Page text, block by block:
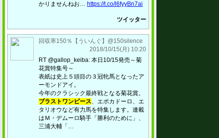
かりませんねお… https://t.co/l6fyyBn7ai
ツイッター
回収率150％【ういんぐ】@150silence
2018/10/15(月) 10:20
RT @gallop_keiba: 本日10/15発売～菊
花賞特集号～
表紙は史上５頭目の３冠牝馬となったア
ーモンドアイ。
今年のクラシック最終戦となる菊花賞。
ブラストワンピース、エポカドーロ、エ
タリオウなど有力馬を特集します。連載
はＭ・デムーロ騎手「勝利のために」、
三浦大輔「…